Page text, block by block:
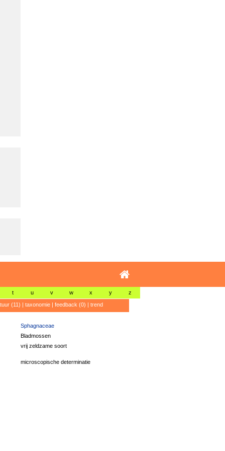
t u v w x y z
(11) | taxonomie| feedback (0) | trend
Sphagnaceae
Bladmossen
vrij zeldzame soort
microscopische determinatie